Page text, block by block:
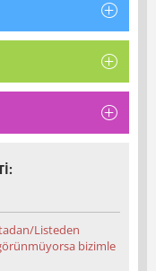
Listeden
bizimle